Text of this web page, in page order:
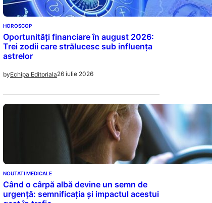
HOROSCOP
Oportunități financiare în august 2026:
Trei zodii care strălucesc sub influența
astrelor
byEchipa Editoriala26 iulie 2026
NOUTATI MEDICALE
Când o cârpă albă devine un semn de
urgență: semnificația și impactul acestui